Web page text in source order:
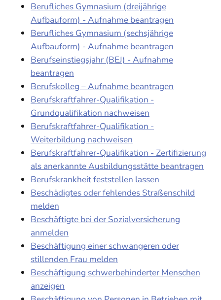
Berufliches Gymnasium (dreijährige
Aufbauform) - Aufnahme beantragen
Berufliches Gymnasium (sechsjährige
Aufbauform) - Aufnahme beantragen
Berufseinstiegsjahr (BEJ) - Aufnahme
beantragen
Berufskolleg – Aufnahme beantragen
Berufskraftfahrer-Qualifikation -
Grundqualifikation nachweisen
Berufskraftfahrer-Qualifikation -
Weiterbildung nachweisen
Berufskraftfahrer-Qualifikation - Zertifizierung
als anerkannte Ausbildungsstätte beantragen
Berufskrankheit feststellen lassen
Beschädigtes oder fehlendes Straßenschild
melden
Beschäftigte bei der Sozialversicherung
anmelden
Beschäftigung einer schwangeren oder
stillenden Frau melden
Beschäftigung schwerbehinderter Menschen
anzeigen